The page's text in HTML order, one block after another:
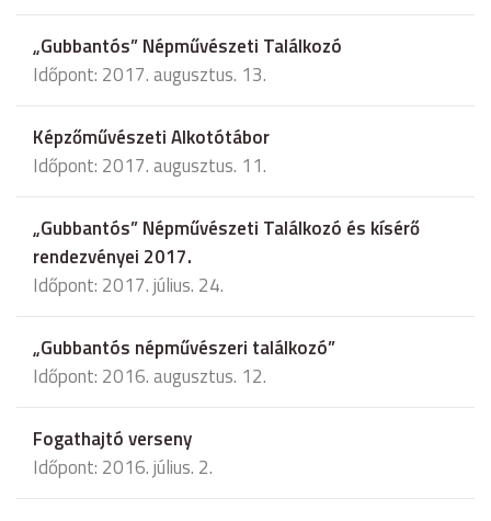
„Gubbantós” Népművészeti Találkozó
Időpont: 2017. augusztus. 13.
Képzőművészeti Alkotótábor
Időpont: 2017. augusztus. 11.
„Gubbantós” Népművészeti Találkozó és kísérő
rendezvényei 2017.
Időpont: 2017. július. 24.
„Gubbantós népművészeri találkozó”
Időpont: 2016. augusztus. 12.
Fogathajtó verseny
Időpont: 2016. július. 2.